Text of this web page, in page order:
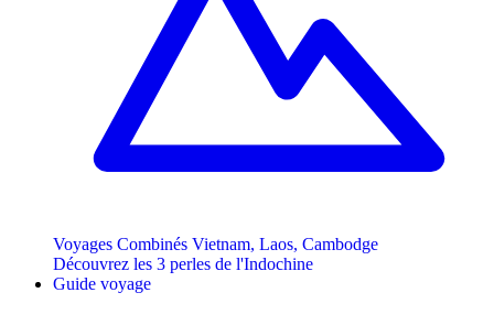
Voyages Combinés Vietnam, Laos, Cambodge
Découvrez les 3 perles de l'Indochine
Guide voyage